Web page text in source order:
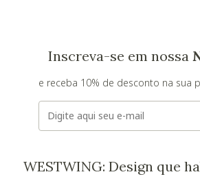
Inscreva-se em nossa
e receba 10% de desconto na sua
E-mail
WESTWING: Design que